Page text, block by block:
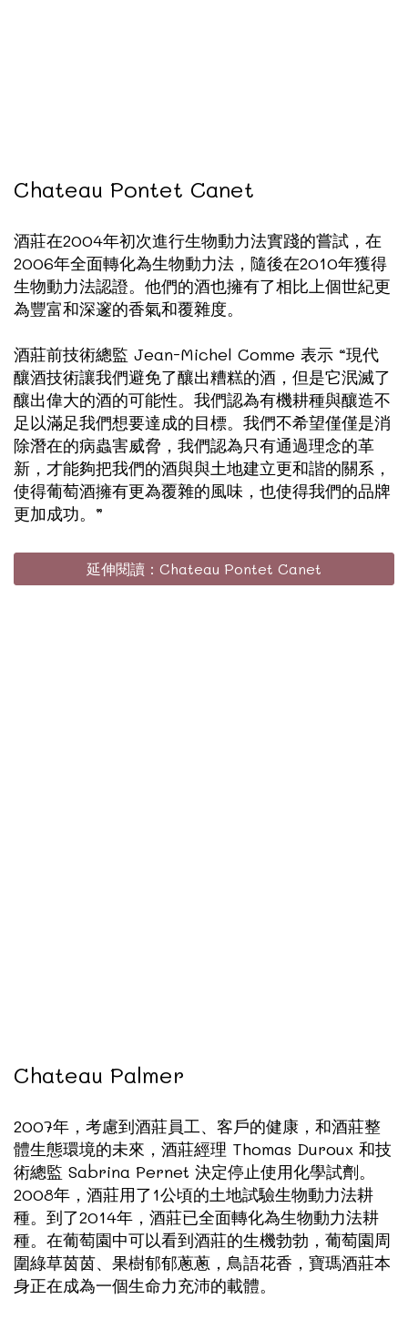
Chateau Pontet Canet
酒莊在2004年初次進行生物動力法實踐的嘗試，在
2006年全面轉化為生物動力法，隨後在2010年獲得
生物動力法認證。他們的酒也擁有了相比上個世紀更
為豐富和深邃的香氣和覆雜度。
酒莊前技術總監 Jean-Michel Comme 表示 “現代
釀酒技術讓我們避免了釀出糟糕的酒，但是它泯滅了
釀出偉大的酒的可能性。我們認為有機耕種與釀造不
足以滿足我們想要達成的目標。我們不希望僅僅是消
除潛在的病蟲害威脅，我們認為只有通過理念的革
新，才能夠把我們的酒與與土地建立更和諧的關系，
使得葡萄酒擁有更為覆雜的風味，也使得我們的品牌
更加成功。”
延伸閱讀：Chateau Pontet Canet
Chateau Palmer
2007年，考慮到酒莊員工、客戶的健康，和酒莊整
體生態環境的未來，酒莊經理 Thomas Duroux 和技
術總監 Sabrina Pernet 決定停止使用化學試劑。
2008年，酒莊用了1公頃的土地試驗生物動力法耕
種。到了2014年，酒莊已全面轉化為生物動力法耕
種。在葡萄園中可以看到酒莊的生機勃勃，葡萄園周
圍綠草茵茵、果樹郁郁蔥蔥，鳥語花香，寶瑪酒莊本
身正在成為一個生命力充沛的載體。